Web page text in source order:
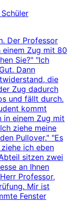
Der Professor
Zug mit 80
Sie?" "Ich
Dann
die
Zug dadurch
und fällt durch.
kommt
in einem Zug mit
ziehe meine
Pullover." "Es
ich eben
sitzen zwei
an Ihnen
Professor,
Mir ist
Fenster